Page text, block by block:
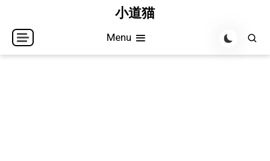
content
小道猫
Menu